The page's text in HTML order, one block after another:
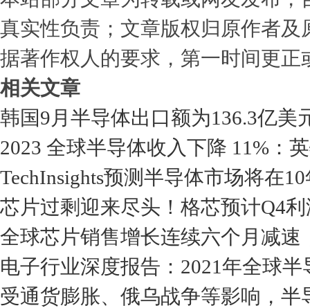
真实性负责；文章版权归原作者
据著作权人的要求，第一时间更正
相关文章
韩国9月半导体出口额为136.3亿美
2023 全球半导体收入下降 11%：
TechInsights预测半导体市场将在
芯片过剩迎来尽头！格芯预计Q4
全球芯片销售增长连续六个月减速
电子行业深度报告：2021年全球
受通货膨胀、俄乌战争等影响，